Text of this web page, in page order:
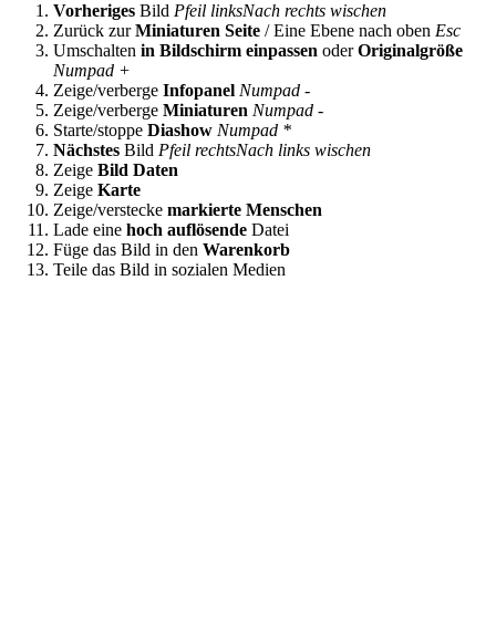
Vorheriges Bild Pfeil linksNach rechts wischen
Zurück zurMiniaturen Seite / Eine Ebene nach oben Esc
Umschalten in Bildschirm einpassen oderOriginalgröße
Numpad +
Zeige/verberge Infopanel Numpad -
Zeige/verberge Miniaturen Numpad -
Starte/stoppe Diashow Numpad *
Nächstes Bild Pfeil rechtsNach links wischen
Zeige Bild Daten
Zeige Karte
Zeige/verstecke markierte Menschen
Lade eine hoch auflösende Datei
Füge das Bild in den Warenkorb
Teile das Bild in sozialen Medien